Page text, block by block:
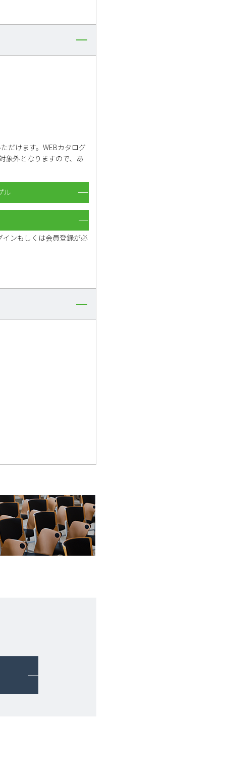
だけます。WEBカタログ
象外となりますので、あ
ル
ンもしくは会員登録が必